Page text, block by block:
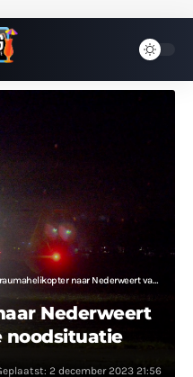
naar Nederweert vanwege medische noodsituatie
Nederweert
noodsituatie
2 december 2023 21:56